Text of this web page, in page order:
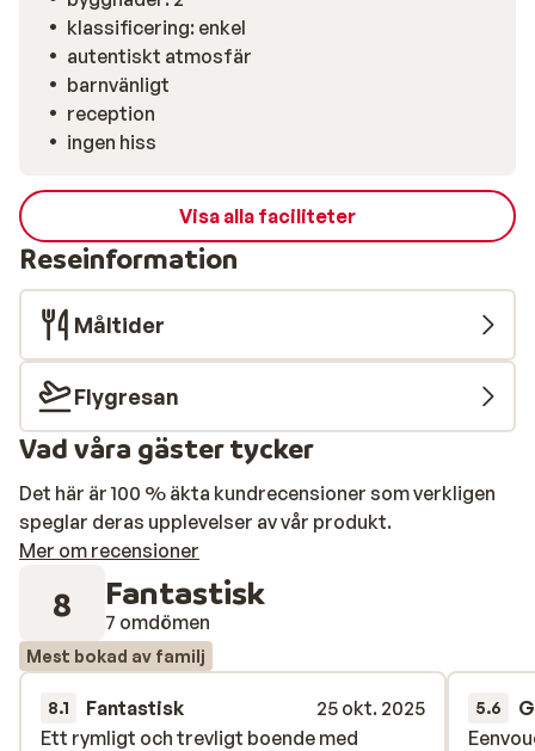
en smak av regionens specialiteter.
klassificering: enkel
autentiskt atmosfär
barnvänligt
reception
ingen hiss
Visa alla faciliteter
Reseinformation
Måltider
Flygresan
Vad våra gäster tycker
Det här är 100 % äkta kundrecensioner som verkligen
speglar deras upplevelser av vår produkt.
Mer om recensioner
8 Fantastisk
7 omdömen
Mest bokad av familj
8.1 Fantastisk
25 okt. 2025
Ett rymligt och trevligt boende med
Ett rymligt och trevligt boende med
5.6